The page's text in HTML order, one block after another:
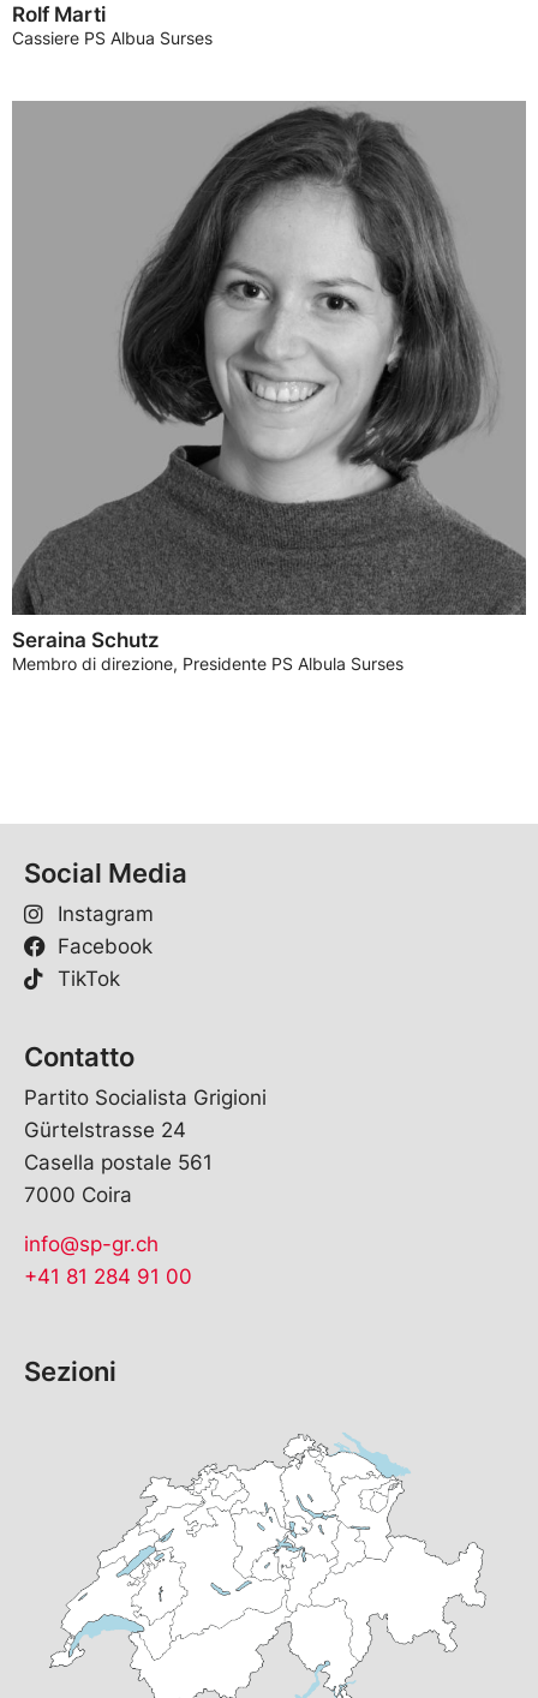
Rolf Marti
Cassiere PS Albua Surses
Seraina Schutz
Membro di direzione, Presidente PS Albula Surses
Social Media
Instagram
Facebook
TikTok
Contatto
Partito Socialista Grigioni
Gürtelstrasse 24
Casella postale 561
7000 Coira
info@sp-gr.ch
+41 81 284 91 00
Sezioni